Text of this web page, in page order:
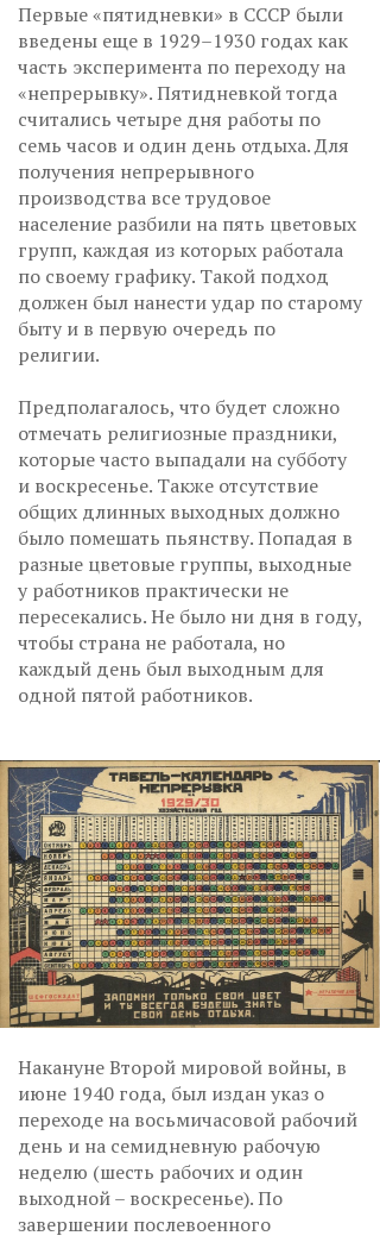
Первые «пятидневки» в СССР были
введены еще в 1929–1930 годах как
часть эксперимента по переходу на
«непрерывку». Пятидневкой тогда
считались четыре дня работы по
семь часов и один день отдыха. Для
получения непрерывного
производства все трудовое
население разбили на пять цветовых
групп, каждая из которых работала
по своему графику. Такой подход
должен был нанести удар по старому
быту и в первую очередь по
религии.
Предполагалось, что будет сложно
отмечать религиозные праздники,
которые часто выпадали на субботу
и воскресенье. Также отсутствие
общих длинных выходных должно
было помешать пьянству. Попадая в
разные цветовые группы, выходные
у работников практически не
пересекались. Не было ни дня в году,
чтобы страна не работала, но
каждый день был выходным для
одной пятой работников.
Накануне Второй мировой войны, в
июне 1940 года, был издан указ о
переходе на восьмичасовой рабочий
день и на семидневную рабочую
неделю (шесть рабочих и один
выходной – воскресенье). По
завершении послевоенного